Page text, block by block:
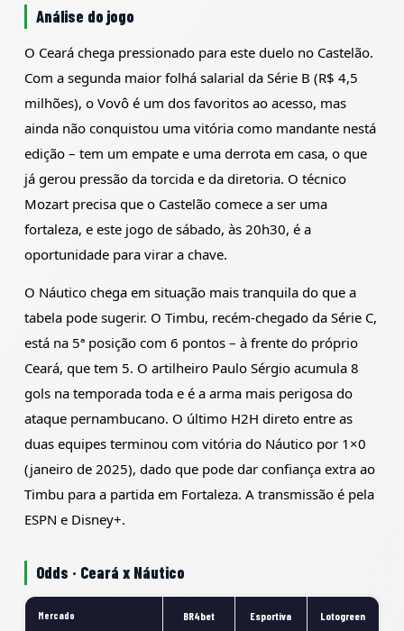
Análise do jogo
O Ceará chega pressionado para este duelo no Castelão.
Com a segunda maior folhá salarial da Série B (R$ 4,5
milhões), o Vovô é um dos favoritos ao acesso, mas
ainda não conquistou uma vitória como mandante nestá
edição – tem um empate e uma derrota em casa, o que
já gerou pressão da torcida e da diretoria. O técnico
Mozart precisa que o Castelão comece a ser uma
fortaleza, e este jogo de sábado, às 20h30, é a
oportunidade para virar a chave.
O Náutico chega em situação mais tranquila do que a
tabela pode sugerir. O Timbu, recém-chegado da Série C,
está na 5ª posição com 6 pontos – à frente do próprio
Ceará, que tem 5. O artilheiro Paulo Sérgio acumula 8
gols na temporada toda e é a arma mais perigosa do
ataque pernambucano. O último H2H direto entre as
duas equipes terminou com vitória do Náutico por 1×0
(janeiro de 2025), dado que pode dar confiança extra ao
Timbu para a partida em Fortaleza. A transmissão é pela
ESPN e Disney+.
Odds · Ceará x Náutico
Mercado BR4bet Esportiva Lotogreen